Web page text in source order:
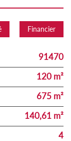
Financier
91470
120 m²
675 m²
140,61 m²
4